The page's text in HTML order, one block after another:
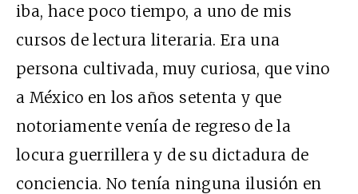
iba, hace poco tiempo, a uno de mis
cursos de lectura literaria. Era una
persona cultivada, muy curiosa, que vino
a México en los años setenta y que
notoriamente venía de regreso de la
locura guerrillera y de su dictadura de
conciencia. No tenía ninguna ilusión en